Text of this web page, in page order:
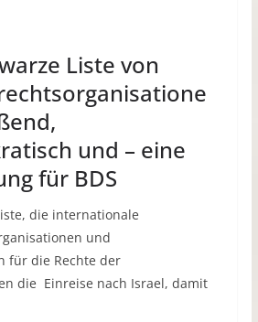
Liste von
und – eine
für BDS
die internationale
und
für die Rechte der
die Einreise nach Israel, damit